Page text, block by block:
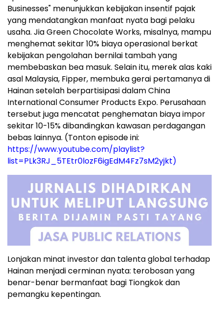
Businesses" menunjukkan kebijakan insentif pajak
yang mendatangkan manfaat nyata bagi pelaku
usaha. Jia Green Chocolate Works, misalnya, mampu
menghemat sekitar 10% biaya operasional berkat
kebijakan pengolahan bernilai tambah yang
membebaskan bea masuk. Selain itu, merek alas kaki
asal Malaysia, Fipper, membuka gerai pertamanya di
Hainan setelah berpartisipasi dalam China
International Consumer Products Expo. Perusahaan
tersebut juga mencatat penghematan biaya impor
sekitar 10-15% dibandingkan kawasan perdagangan
bebas lainnya. (Tonton episode ini:
https://www.youtube.com/playlist?
list=PLk3RJ_5TEtr0lozF6igEdM4Fz7sM2yjkt)
Lonjakan minat investor dan talenta global terhadap
Hainan menjadi cerminan nyata: terobosan yang
benar-benar bermanfaat bagi Tiongkok dan
pemangku kepentingan.